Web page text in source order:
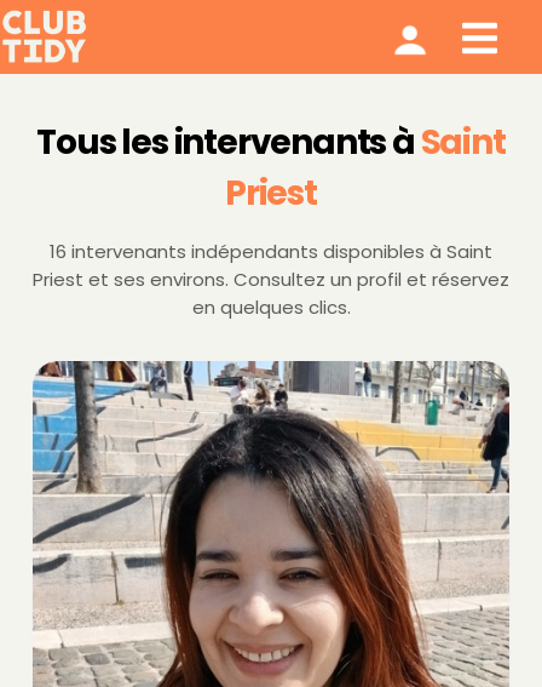
Tous les intervenants àSaint
Priest
16 intervenants indépendants disponibles à Saint
Priest et ses environs. Consultez un profil et réservez
en quelques clics.